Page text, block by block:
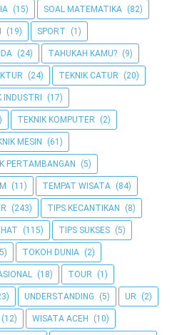
(15) SOAL MATEMATIKA (82)
(19) SPORT (1)
(24) TAHUKAH KAMU? (9)
(24) TEKNIK CATUR (20)
INDUSTRI (17)
TEKNIK KOMPUTER (2)
MESIN (61)
PERTAMBANGAN (5)
(11) TEMPAT WISATA (84)
(243) TIPS KECANTIKAN (8)
(115) TIPS SUKSES (5)
TOKOH DUNIA (2)
(18) TOUR (1)
UNDERSTANDING (5) UR (2)
(12) WISATA ACEH (10)